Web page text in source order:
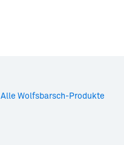
Alle Wolfsbarsch-Produkte